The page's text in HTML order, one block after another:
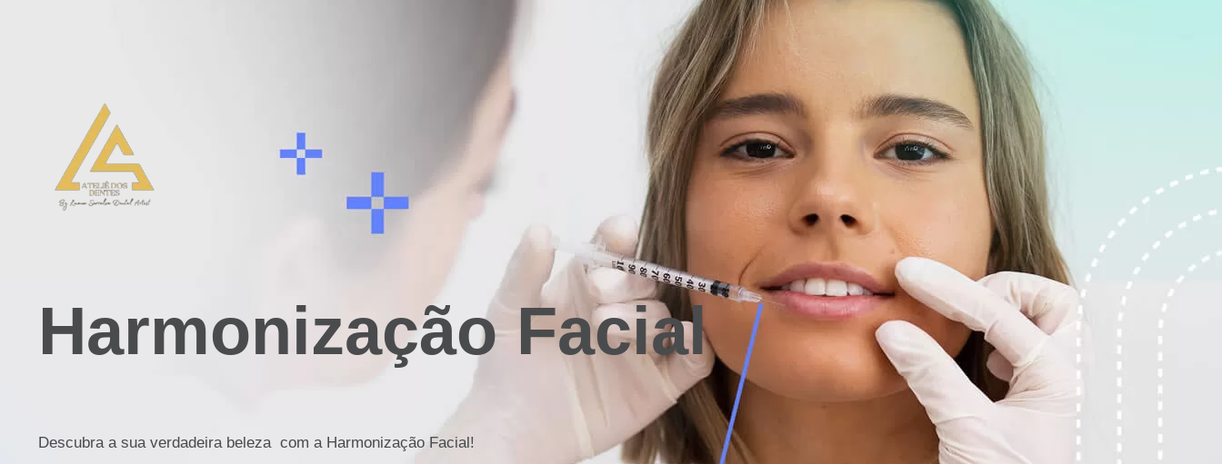
Harmonização Facial
Descubra a sua verdadeira beleza com a Harmonização Facial!